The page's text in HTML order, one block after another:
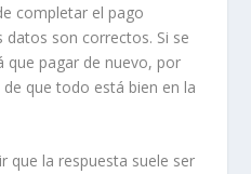
completar el pago
son correctos. Si se
que pagar de nuevo, por
que todo está bien en la
que la respuesta suele ser